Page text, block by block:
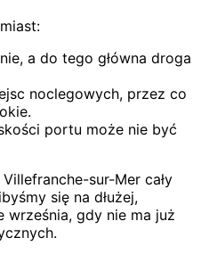
a do tego główna droga
noclegowych, przez co
portu może nie być
sur-Mer cały
się na dłużej,
września, gdy nie ma już